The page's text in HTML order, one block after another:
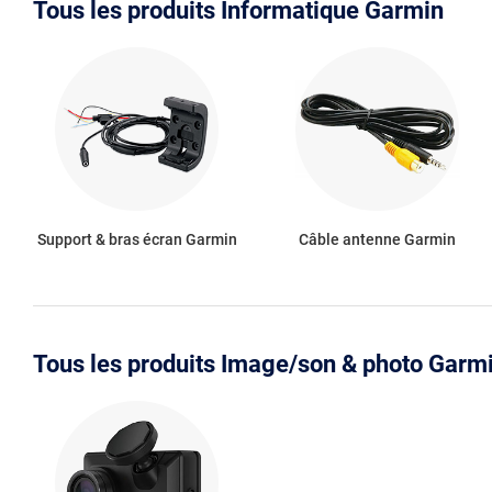
Tous les produits Informatique Garmin
Support & bras écran Garmin Câble antenne Garmin
Tous les produits Image/son & photo